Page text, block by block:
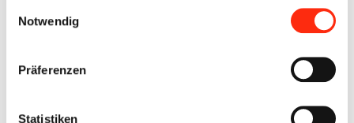
Notwendig
Präferenzen
Statistiken
NACHHALTIGE INVESTITION MIT ZUKUNFT –
PHOTOVOLTAIKANLAGE IN KIST
Wer sich für eine Photovoltaikanlage in Kist entscheidet,
investiert in eine nachhaltige und wirtschaftliche
effizient zu erzeugen und gleichzeitig die Umwelt zu schonen.